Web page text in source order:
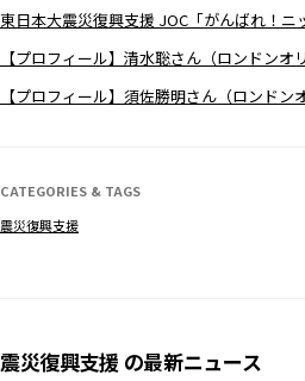
東日本大震災復興支援 JOC「がんばれ！ニ
【プロフィール】清水聡さん（ロンドンオ
【プロフィール】須佐勝明さん（ロンドン
CATEGORIES & TAGS
震災復興支援
震災復興支援 の最新ニュース